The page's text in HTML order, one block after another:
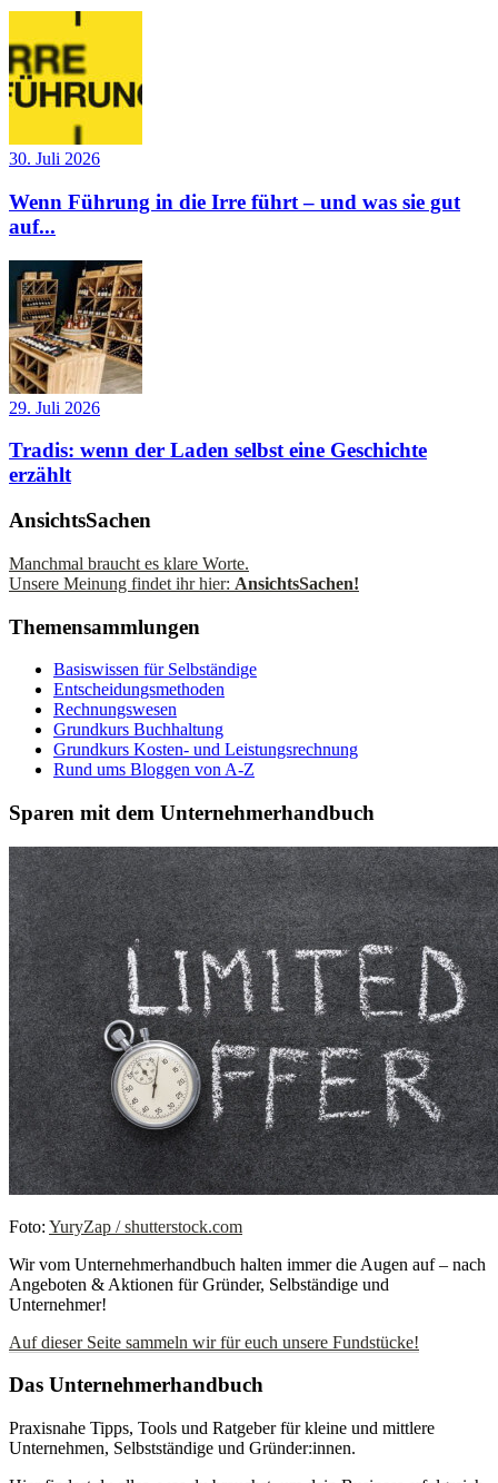
30. Juli 2026
Wenn Führung in die Irre führt – und was sie gut
auf...
29. Juli 2026
Tradis: wenn der Laden selbst eine Geschichte
erzählt
AnsichtsSachen
Manchmal braucht es klare Worte.
Unsere Meinung findet ihr hier: AnsichtsSachen!
Themensammlungen
Basiswissen für Selbständige
Entscheidungsmethoden
Rechnungswesen
Grundkurs Buchhaltung
Grundkurs Kosten- und Leistungsrechnung
Rund ums Bloggen von A-Z
Sparen mit dem Unternehmerhandbuch
Foto: YuryZap / shutterstock.com
Wir vom Unternehmerhandbuch halten immer die Augen auf – nach
Angeboten & Aktionen für Gründer, Selbständige und
Unternehmer!
Auf dieser Seite sammeln wir für euch unsere Fundstücke!
Das Unternehmerhandbuch
Praxisnahe Tipps, Tools und Ratgeber für kleine und mittlere
Unternehmen, Selbstständige und Gründer:innen.